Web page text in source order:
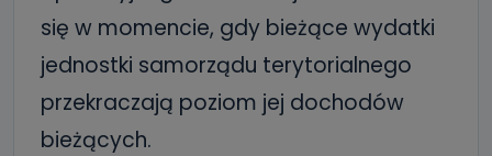
się w momencie, gdy bieżące wydatki
jednostki samorządu terytorialnego
przekraczają poziom jej dochodów
bieżących.